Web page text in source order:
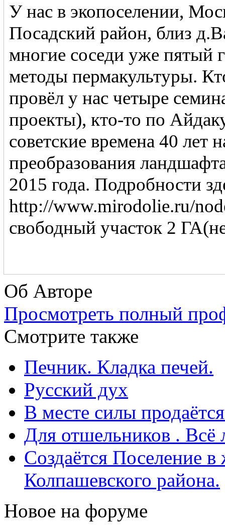
У нас в экопоселении,
Посадский район, близ
многие соседи уже пятый
методы пермакультуры.
провёл у нас четыре
проекты), кто-то по
советские времена 40 лет
преобразования
2015 года. Подробности
http://www.mirodolie.ru/node/3348 З.Ы. В
свободный участок 2
Об Авторе
Просмотреть полный
Смотрите также
Печник. Кладка печей.
Русский дух
В месте силы
Для отшельников . Всё
Создаётся Поселение
Колпашевского района.
Новое на форуме